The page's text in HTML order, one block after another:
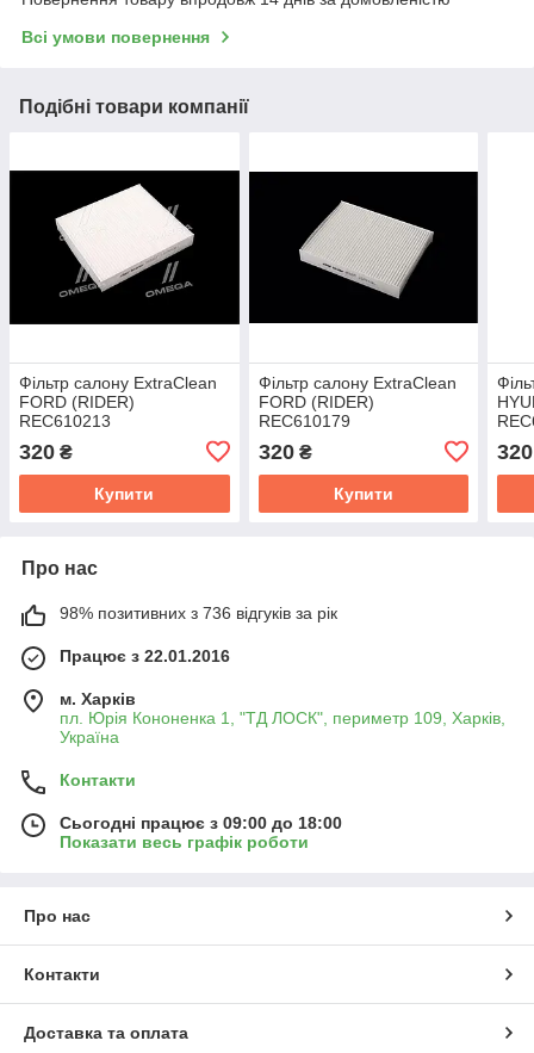
Всі умови повернення
Подібні товари компанії
Фільтр салону ExtraClean
FORD (RIDER)
REC610213
320 ₴
Купити
Фільтр салону ExtraClean
FORD (RIDER)
REC610179
320₴
Купити
320
Про нас
98% позитивних з 736 відгуків за рік
Працює з 22.01.2016
м. Харків
пл. Юрія Кононенка 1, "ТД ЛОСК", периметр 109, Харків,
Україна
Контакти
Сьогодні працює з 09:00 до 18:00
Показати весь графік роботи
Про нас
Контакти
Доставка та оплата